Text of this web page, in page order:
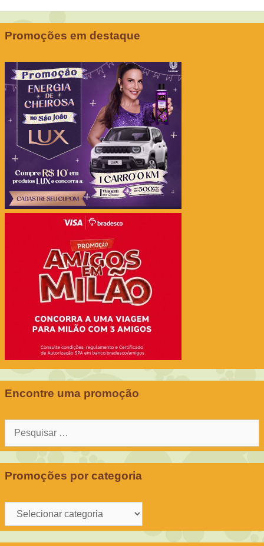
Promoções em destaque
Encontre uma promoção
Pesquisar
Promoções por categoria
Promoções
por